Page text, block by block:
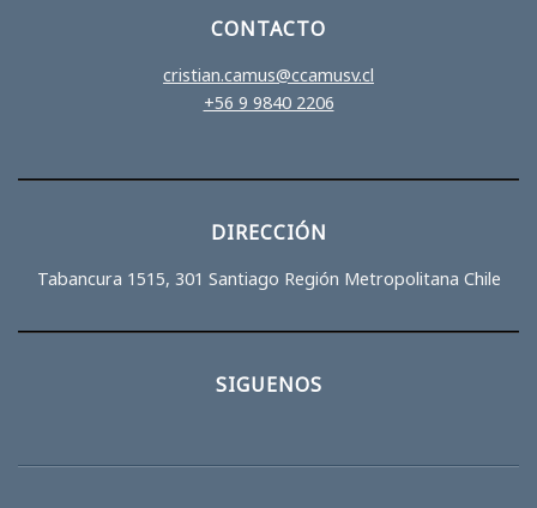
CONTACTO
cristian.camus@ccamusv.cl
+56 9 9840 2206
DIRECCIÓN
Tabancura 1515, 301 Santiago Región Metropolitana Chile
SIGUENOS